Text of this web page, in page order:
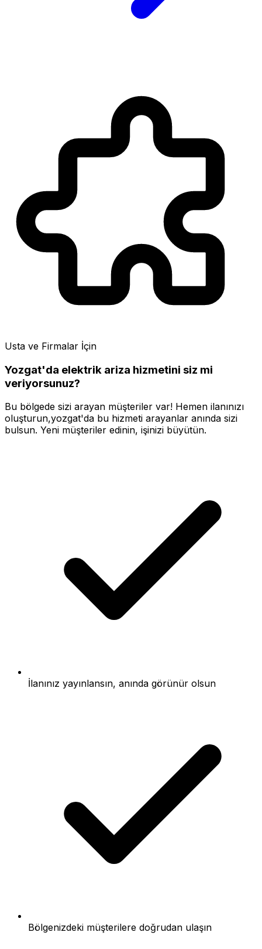
Usta ve Firmalar İçin
Yozgat'da elektrik ariza hizmetini siz mi
veriyorsunuz?
Bu bölgede sizi arayan müşteriler var! Hemen ilanınızı
oluşturun,yozgat'da bu hizmeti arayanlar anında sizi
bulsun. Yeni müşteriler edinin, işinizi büyütün.
İlanınız yayınlansın, anında görünür olsun
Bölgenizdeki müşterilere doğrudan ulaşın